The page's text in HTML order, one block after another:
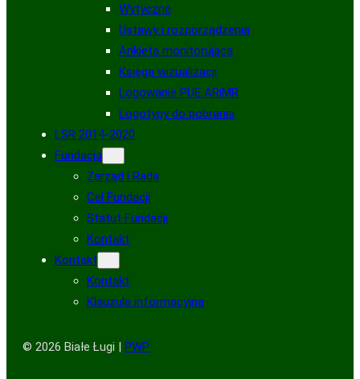
Wytyczne
Ustawy i rozporządzenia
Ankieta monitorująca
Księga wizualizacji
Logowanie PUE ARiMR
Logotypy do pobrania
LSR 2014-2020
Fundacja
Zarząd i Rada
Cel Fundacji
Statut Fundacji
Kontakt
Kontakt
Kontakt
Klauzula informacyjna
© 2026 Białe Ługi | PWP